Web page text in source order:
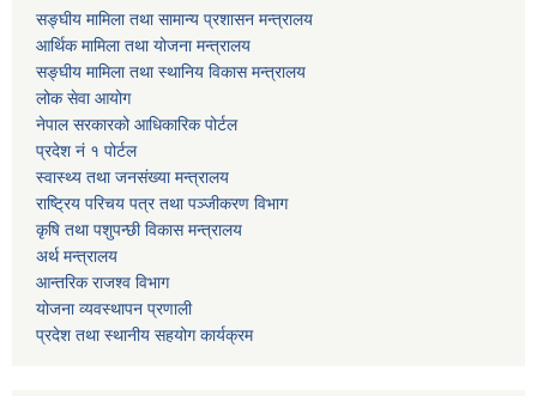
सङ्घीय मामिला तथा सामान्य प्रशासन मन्त्रालय
आर्थिक मामिला तथा योजना मन्त्रालय
सङ्घीय मामिला तथा स्थानिय विकास मन्त्रालय
लोक सेवा आयोग
नेपाल सरकारको आधिकारिक पोर्टल
प्रदेश नं १ पोर्टल
स्वास्थ्य तथा जनसंख्या मन्त्रालय
राष्ट्रिय परिचय पत्र तथा पञ्जीकरण विभाग
कृषि तथा पशुपन्छी विकास मन्त्रालय
अर्थ मन्त्रालय
आन्तरिक राजश्व विभाग
योजना व्यवस्थापन प्रणाली
प्रदेश तथा स्थानीय सहयोग कार्यक्रम